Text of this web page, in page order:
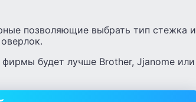
позволяющие выбрать тип стежка и
будет лучше Brother, Jjanome или